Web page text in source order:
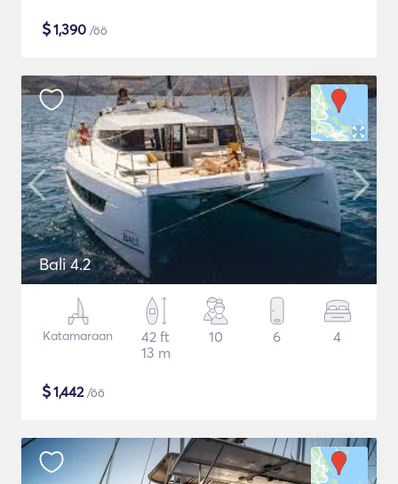
$1,390 /öö
Bali 4.2
Katamaraan
42 ft
13 m
10 6 4
$1,442/öö